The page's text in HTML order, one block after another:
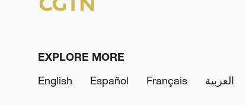
EXPLORE MORE
English
Español Français العربية